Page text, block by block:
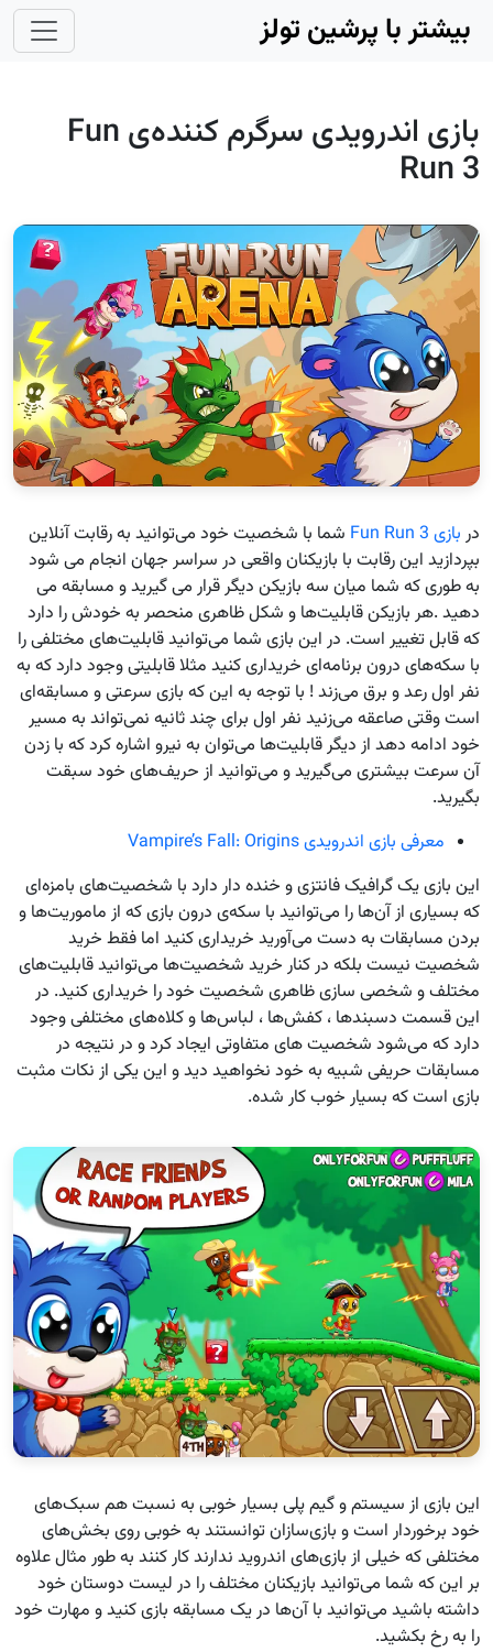
Skip to main content
بیشتر با پرشین تولز
بازی اندرویدی سرگرم کننده‌ی Fun
Run 3
در بازی Fun Run 3
شما با شخصیت خود می‌توانید به رقابت آنلاین
بپردازید این رقابت با بازیکنان واقعی در سراسر جهان انجام می شود
به طوری که شما میان سه بازیکن دیگر قرار می گیرید و مسابقه می
دهید .هر بازیکن قابلیت‌ها و شکل ظاهری منحصر به خودش را دارد
که قابل تغییر است. در این بازی شما می‌توانید قابلیت‌های مختلفی را
با سکه‌های درون برنامه‌ای خریداری کنید مثلا قابلیتی وجود دارد که به
نفر اول رعد و برق می‌زند ! با توجه به این که بازی سرعتی و مسابقه‌ای
است وقتی صاعقه می‌زنید نفر اول برای چند ثانیه نمی‌تواند به مسیر
خود ادامه دهد از دیگر قابلیت‌ها می‌توان به نیرو اشاره کرد که با زدن
آن سرعت بیشتری می‌گیرید و می‌توانید از حریف‌های خود سبقت
بگیرید.
معرفی بازی اندرویدی Vampire’s Fall: Origins
این بازی یک گرافیک فانتزی و خنده دار دارد با شخصیت‌های بامزه‌ای
که بسیاری از آن‌ها را می‌توانید با سکه‌ی درون بازی که از ماموریت‌ها و
بردن مسابقات به دست می‌آورید خریداری کنید اما فقط خرید
شخصیت نیست بلکه در کنار خرید شخصیت‌ها می‌توانید قابلیت‌های
مختلف و شخصی سازی ظاهری شخصیت خود را خریداری کنید. در
این قسمت دسبندها ، کفش‌ها ، لباس‌ها و کلاه‌های مختلفی وجود
دارد که می‌شود شخصیت های متفاوتی ایجاد کرد و در نتیجه در
مسابقات حریفی شبیه به خود نخواهید دید و این یکی از نکات مثبت
بازی است که بسیار خوب کار شده.
این بازی از سیستم و گیم پلی بسیار خوبی به نسبت هم سبک‌های
خود برخوردار است و بازی‌سازان توانستند به خوبی روی بخش‌های
مختلفی که خیلی از بازی‌های اندروید ندارند کار کنند به طور مثال علاوه
بر این که شما می‌توانید بازیکنان مختلف را در لیست دوستان خود
داشته باشید می‌توانید با آن‌ها در یک مسابقه بازی کنید و مهارت خود
را به رخ بکشید.